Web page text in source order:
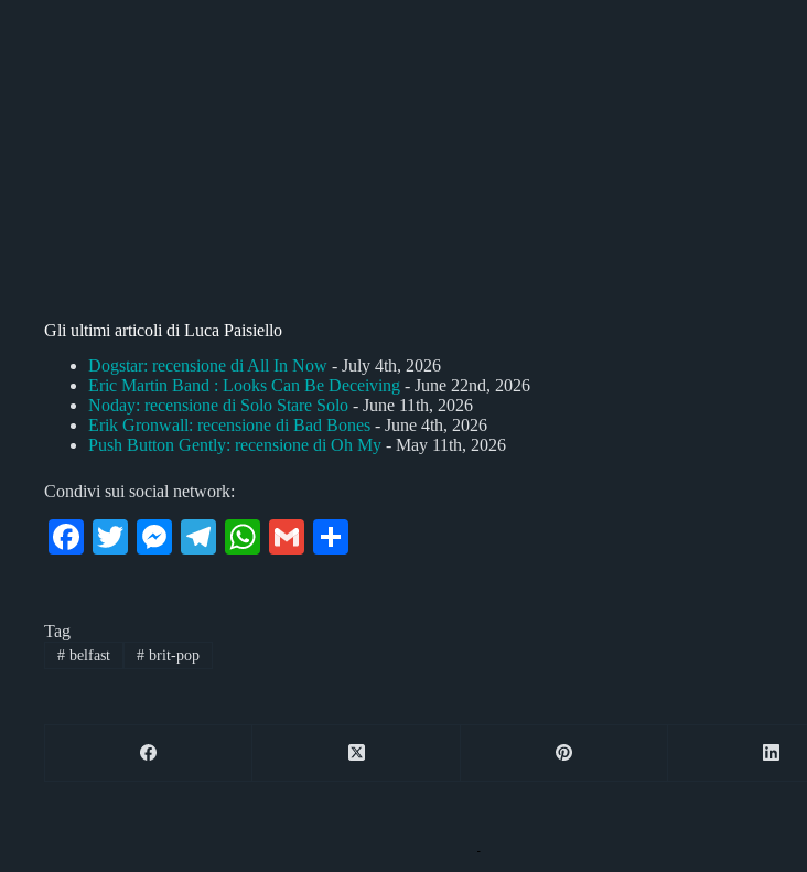
Gli ultimi articoli di Luca Paisiello
Dogstar: recensione di All In Now - July 4th, 2026
Eric Martin Band : Looks Can Be Deceiving - June 22nd, 2026
Noday: recensione di Solo Stare Solo - June 11th, 2026
Erik Gronwall: recensione di Bad Bones - June 4th, 2026
Push Button Gently: recensione di Oh My - May 11th, 2026
Condivi sui social network:
Fa
ok
T
r
M
ng
Te W
G
Tag
#belfast #brit-pop